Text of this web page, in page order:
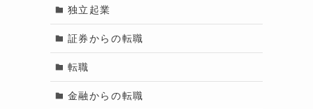
独立起業
証券からの転職
転職
金融からの転職